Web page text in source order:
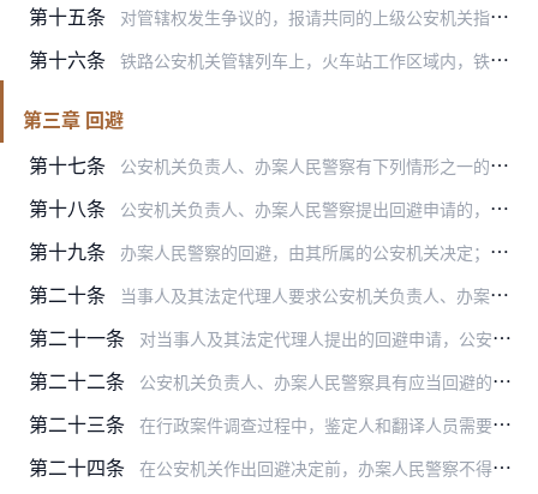
第十五条 对管辖权发生争议的，报请共同的上级公安机关指定管辖。
第十六条 铁路公安机关管辖列车上，火车站工作区域内，铁路系统的机关、厂、段、所、队等单位内发生的行政案件，以及在铁路线上放置障碍物或者损毁、移动铁路设施等可能影响铁路运输…
第三章 回避
第十七条
公安机关负责人、办案人民警察有下列情形之一的，应当自行提出回避申请，案件当事人及其法定代理人有权要求他们回避：
第十八条 公安机关负责人、办案人民警察提出回避申请的，应当说明理由。
第十九条 办案人民警察的回避，由其所属的公安机关决定；公安机关负责人的回避，由上一级公安机关决定。
第二十条 当事人及其法定代理人要求公安机关负责人、办案人民警察回避的，应当提出申请，并说明理由。口头提出申请的，公安机关应当记录在案。
第二十一条 对当事人及其法定代理人提出的回避申请，公安机关应当在收到申请之日起二日内作出决定并通知申请人。
第二十二条 公安机关负责人、办案人民警察具有应当回避的情形之一，本人没有申请回避，当事人及其法定代理人也没有申请其回避的，有权决定其回避的公安机关可以指令其回避。
第二十三条 在行政案件调查过程中，鉴定人和翻译人员需要回避的，适用本章的规定。
第二十四条 在公安机关作出回避决定前，办案人民警察不得停止对行政案件的调查。